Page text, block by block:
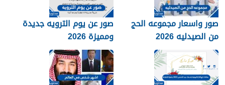
صور واسعار مجموعه الحج
من الصيدليه 2026
صور عن يوم الترويه جديدة
ومميزة 2026